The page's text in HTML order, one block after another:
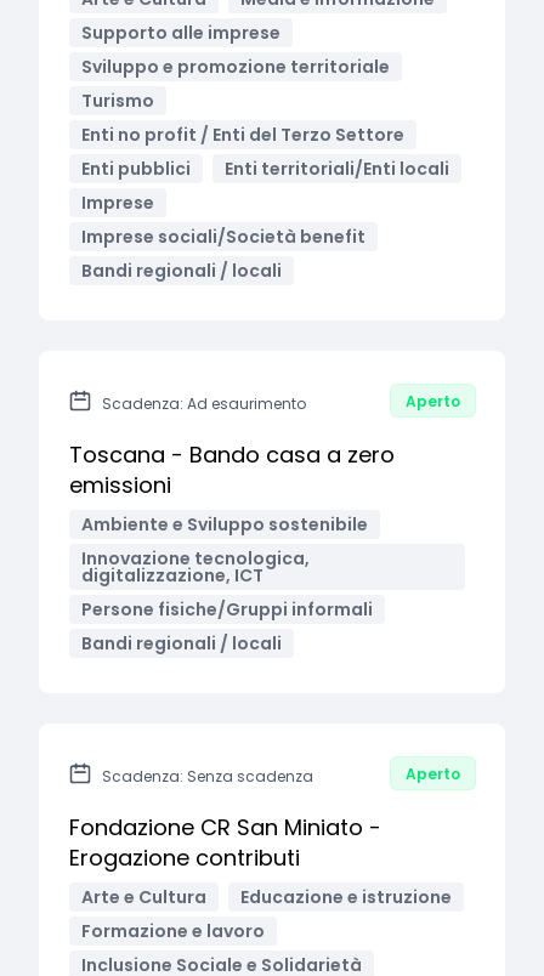
Supporto alle imprese
Sviluppo e promozione territoriale
Turismo
Enti no profit / Enti del Terzo Settore
Enti pubblici
Enti territoriali/Enti locali
Imprese
Imprese sociali/Società benefit
Bandi regionali / locali
Scadenza: Ad esaurimento Aperto
Toscana - Bando casa a zero
emissioni
Ambiente e Sviluppo sostenibile
Innovazione tecnologica,
digitalizzazione, ICT
Persone fisiche/Gruppi informali
Bandi regionali / locali
Scadenza: Senza scadenza Aperto
Fondazione CR San Miniato -
Erogazione contributi
Arte e Cultura
Educazione e istruzione
Formazione e lavoro
Inclusione Sociale e Solidarietà